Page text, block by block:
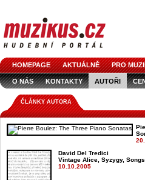
HOMEPAGE AKTUÁLNĚ PRO
O NÁS KONTAKTY AUTOŘI
LOGO KE STAŽENÍ
ČLÁNKY AUTORA
David Del Tredici
Vintage Alice, Syzygy, Songs
10.10.2005